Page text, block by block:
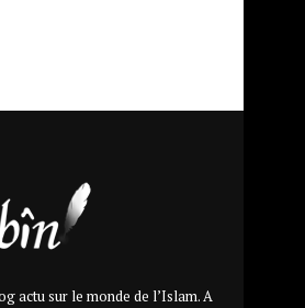
actu sur le monde de l’Islam. A